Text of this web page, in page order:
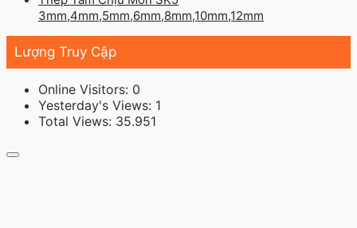
3mm,4mm,5mm,6mm,8mm,10mm,12mm
Lượng Truy Cập
Online Visitors: 0
Yesterday's Views: 1
Total Views: 35.951